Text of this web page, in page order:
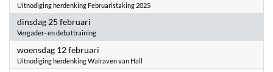
Uitnodiging herdenking Februaristaking 2025
dinsdag 25 februari
Vergader- en debattraining
woensdag 12 februari
Uitnodiging herdenking Walraven van Hall